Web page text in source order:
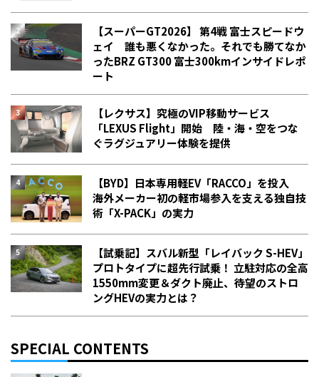
【スーパーGT2026】 第4戦 富士スピードウ
ェイ 誰も悪くなかった。それでも勝てなか
った――BRZ GT300 富士300kmインサイドレポ
ート
【レクサス】究極のVIP移動サービス
「LEXUS Flight」開始 陸・海・空をつな
ぐラグジュアリー体験を提供
【BYD】日本専用軽EV「RACCO」を投入
海外メーカー初の軽市場参入を支える独自技
術「X-PACK」の実力
【試乗記】スバル新型「レイバック S-HEV」
プロトタイプに超先行試乗！ 立駐対応の全高
1550mm変更＆ダクト廃止、待望のストロ
ングHEVの実力とは？
SPECIAL CONTENTS